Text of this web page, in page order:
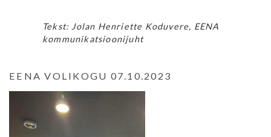
Tekst: Jolan Henriette Koduvere, EENA
kommunikatsioonijuht
EENA VOLIKOGU 07.10.2023